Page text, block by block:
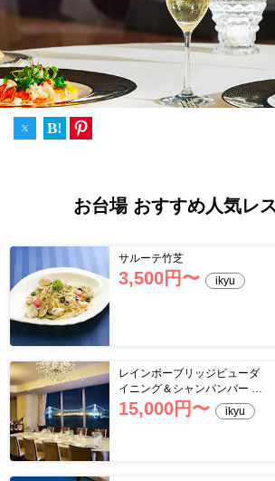
B!
お台場 おすすめ人気レ
サルーテ竹芝
3,500円〜 ikyu
レインボーブリッジビューダ
イニング＆シャンパンバー マ
ンハッタン
15,000円〜 ikyu